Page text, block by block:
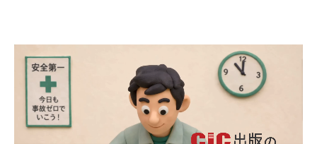
第3編 仕上げ施工
第1章 防水工事
第1節 アスファルト防水
第2節 合成高分子シート防水